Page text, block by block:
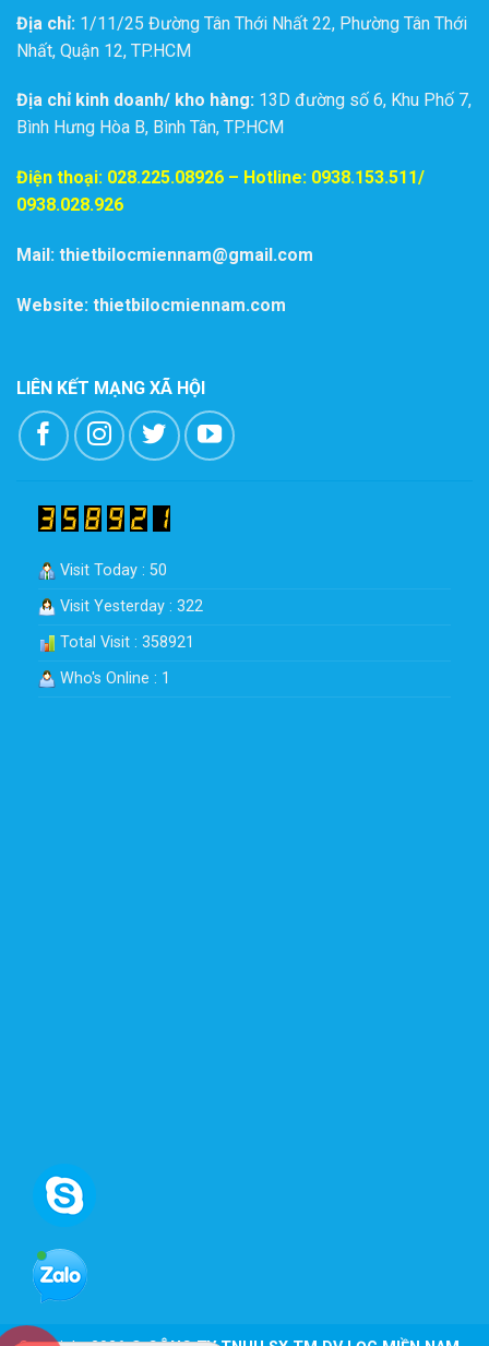
Địa chỉ: 1/11/25 Đường Tân Thới Nhất 22, Phường Tân Thới
Nhất, Quận 12, TP.HCM
Địa chỉ kinh doanh/ kho hàng: 13D đường số 6, Khu Phố 7,
Bình Hưng Hòa B, Bình Tân, TP.HCM
Điện thoại: 028.225.08926 – Hotline: 0938.153.511/
0938.028.926
Mail: thietbilocmiennam@gmail.com
Website: thietbilocmiennam.com
LIÊN KẾT MẠNG XÃ HỘI
Visit Today : 50
Visit Yesterday : 322
Total Visit : 358921
Who's Online : 1